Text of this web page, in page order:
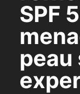
SPF
peau